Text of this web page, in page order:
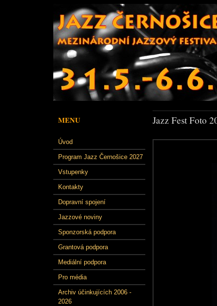
MENU
Úvod
Program Jazz Černošice 2027
Vstupenky
Kontakty
Dopravní spojení
Jazzové noviny
Sponzorská podpora
Grantová podpora
Mediální podpora
Pro média
Archiv účinkujících 2006 -
2026
Jazz Fest Foto